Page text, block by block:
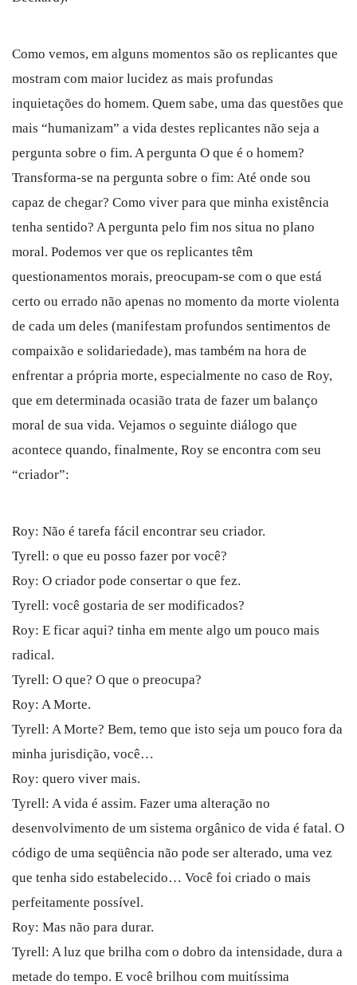
Como vemos, em alguns momentos são os replicantes que
mostram com maior lucidez as mais profundas
inquietações do homem. Quem sabe, uma das questões que
mais “humanizam” a vida destes replicantes não seja a
pergunta sobre o fim. A pergunta O que é o homem?
Transforma-se na pergunta sobre o fim: Até onde sou
capaz de chegar? Como viver para que minha existência
tenha sentido? A pergunta pelo fim nos situa no plano
moral. Podemos ver que os replicantes têm
questionamentos morais, preocupam-se com o que está
certo ou errado não apenas no momento da morte violenta
de cada um deles (manifestam profundos sentimentos de
compaixão e solidariedade), mas também na hora de
enfrentar a própria morte, especialmente no caso de Roy,
que em determinada ocasião trata de fazer um balanço
moral de sua vida. Vejamos o seguinte diálogo que
acontece quando, finalmente, Roy se encontra com seu
“criador”:
Roy: Não é tarefa fácil encontrar seu criador.
Tyrell: o que eu posso fazer por você?
Roy: O criador pode consertar o que fez.
Tyrell: você gostaria de ser modificados?
Roy: E ficar aqui? tinha em mente algo um pouco mais
radical.
Tyrell: O que? O que o preocupa?
Roy: A Morte.
Tyrell: A Morte? Bem, temo que isto seja um pouco fora da
minha jurisdição, você…
Roy: quero viver mais.
Tyrell: A vida é assim. Fazer uma alteração no
desenvolvimento de um sistema orgânico de vida é fatal. O
código de uma seqüência não pode ser alterado, uma vez
que tenha sido estabelecido… Você foi criado o mais
perfeitamente possível.
Roy: Mas não para durar.
Tyrell: A luz que brilha com o dobro da intensidade, dura a
metade do tempo. E você brilhou com muitíssima